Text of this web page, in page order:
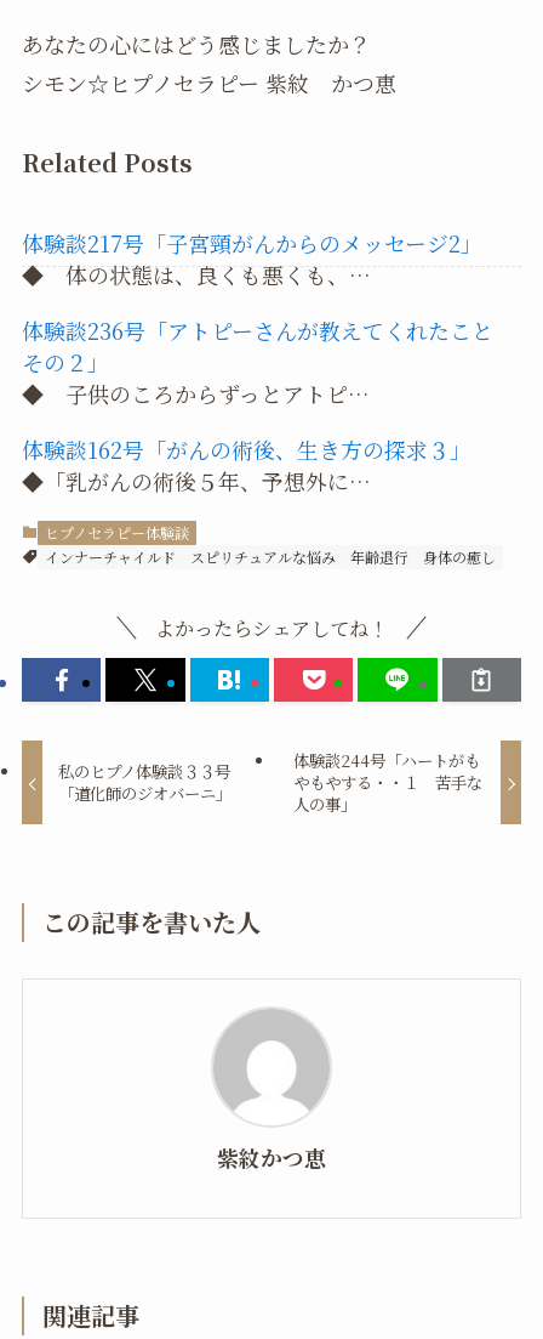
あなたの心にはどう感じましたか？
シモン☆ヒプノセラピー 紫紋 かつ恵
Related Posts
体験談217号「子宮頸がんからのメッセージ2」
◆ 体の状態は、良くも悪くも、…
体験談236号「アトピーさんが教えてくれたこと
その２」
◆ 子供のころからずっとアトピ…
体験談162号「がんの術後、生き方の探求３」
◆「乳がんの術後５年、予想外に…
ヒプノセラピー体験談
インナーチャイルド
スピリチュアルな悩み 年齢退行 身体の癒し
よかったらシェアしてね！
私のヒプノ体験談３３号
「道化師のジオバーニ」
体験談244号「ハートがも
やもやする・・１ 苦手な
人の事」
この記事を書いた人
紫紋かつ恵
関連記事